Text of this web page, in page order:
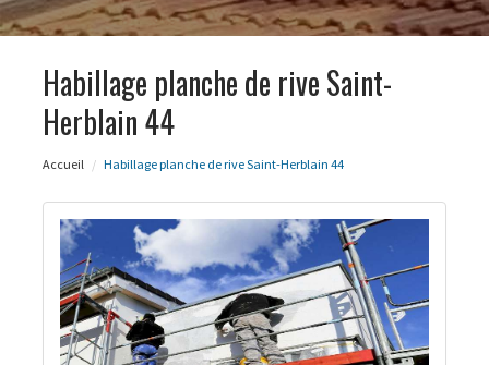
Habillage planche de rive Saint-
Herblain 44
Accueil Habillage planche de rive Saint-Herblain 44